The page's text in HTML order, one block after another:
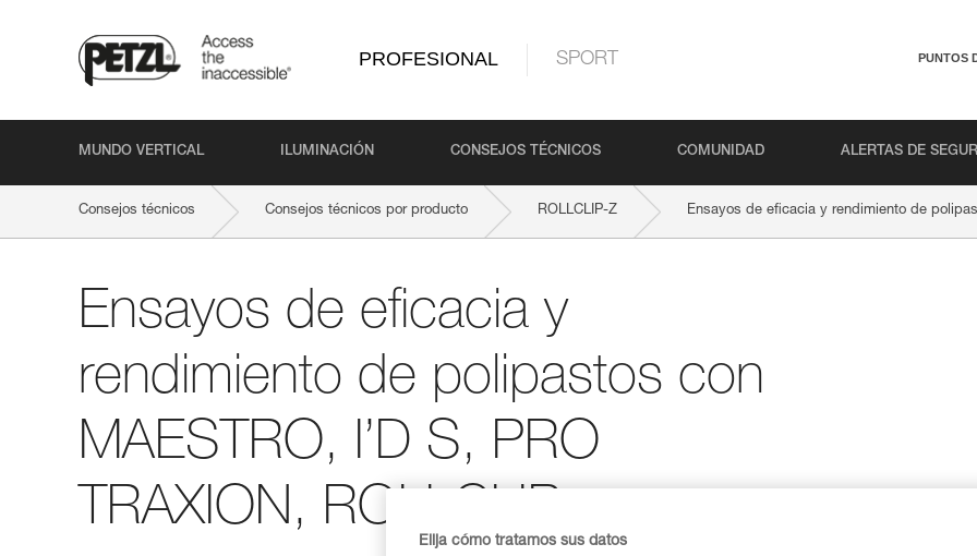
PROFESIONAL SPORT PUNTOS
MUNDO VERTICAL ILUMINACIÓN CONSEJOS TÉCNICOS COMUNIDAD ALERTAS DE
Consejos técnicos Consejos técnicos por producto ROLLCLIP-Z Ensayos de eficacia y rendimiento de
Ensayos de eficacia y
rendimiento de polipastos con
MAESTRO, I’D S, PRO
TRAXION, ROLLCLIP...
Elija cómo tratamos sus datos